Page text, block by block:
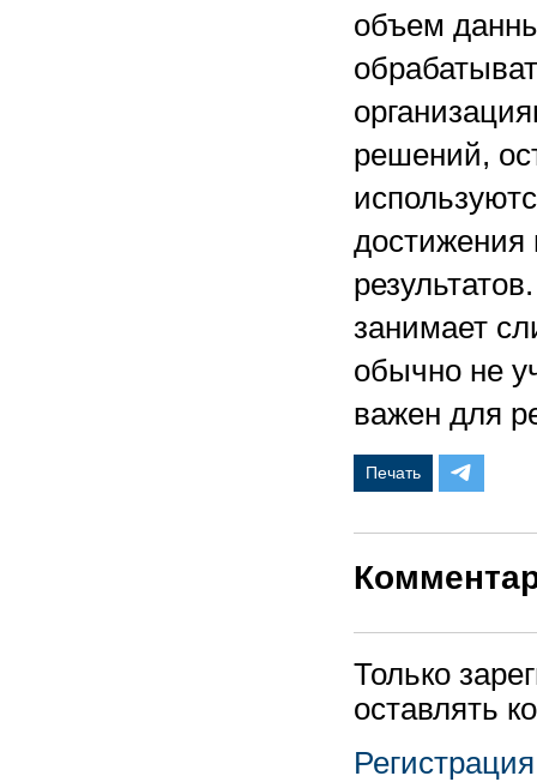
объем
решений,
достижения
занимает
обычно не
важен для
Печать
Только
оставлять
Регистрация